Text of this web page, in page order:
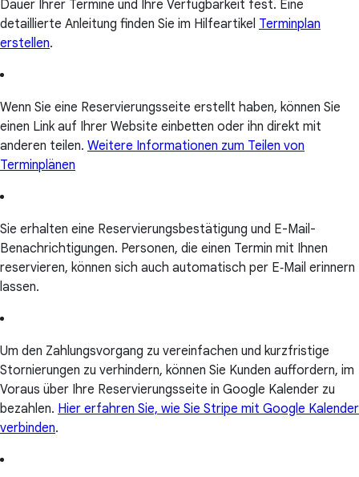
Dauer Ihrer Termine und Ihre Verfügbarkeit fest. Eine
detaillierte Anleitung finden Sie im Hilfeartikel Terminplan
erstellen.
Wenn Sie eine Reservierungsseite erstellt haben, können Sie
einen Link auf Ihrer Website einbetten oder ihn direkt mit
anderen teilen. Weitere Informationen zum Teilen von
Terminplänen
Sie erhalten eine Reservierungsbestätigung und E-Mail-
Benachrichtigungen. Personen, die einen Termin mit Ihnen
reservieren, können sich auch automatisch per E‑Mail erinnern
lassen.
Um den Zahlungsvorgang zu vereinfachen und kurzfristige
Stornierungen zu verhindern, können Sie Kunden auffordern, im
Voraus über Ihre Reservierungsseite in Google Kalender zu
bezahlen. Hier erfahren Sie, wie Sie Stripe mit Google Kalender
verbinden.